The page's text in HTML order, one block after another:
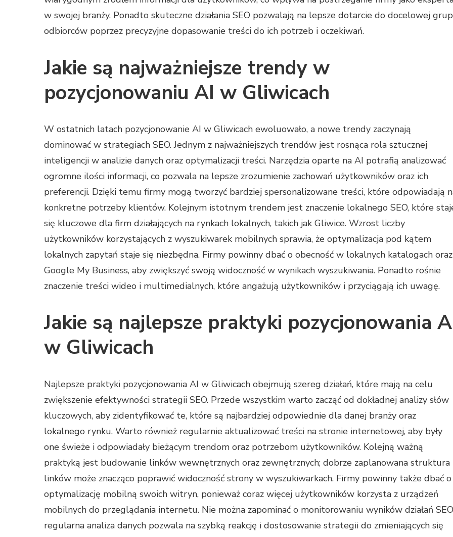
w swojej branży. Ponadto skuteczne działania SEO pozwalają na lepsze dotarcie do docelowej
odbiorców poprzez precyzyjne dopasowanie treści do ich potrzeb i oczekiwań.
Jakie są najważniejsze trendy w
pozycjonowaniu AI w Gliwicach
W ostatnich latach pozycjonowanie AI w Gliwicach ewoluowało, a nowe trendy zaczynają
dominować w strategiach SEO. Jednym z najważniejszych trendów jest rosnąca rola sztucznej
inteligencji w analizie danych oraz optymalizacji treści. Narzędzia oparte na AI potrafią analizować
ogromne ilości informacji, co pozwala na lepsze zrozumienie zachowań użytkowników oraz ich
preferencji. Dzięki temu firmy mogą tworzyć bardziej spersonalizowane treści, które odpowiadają
konkretne potrzeby klientów. Kolejnym istotnym trendem jest znaczenie lokalnego SEO, które
się kluczowe dla firm działających na rynkach lokalnych, takich jak Gliwice. Wzrost liczby
użytkowników korzystających z wyszukiwarek mobilnych sprawia, że optymalizacja pod kątem
lokalnych zapytań staje się niezbędna. Firmy powinny dbać o obecność w lokalnych katalogach oraz
Google My Business, aby zwiększyć swoją widoczność w wynikach wyszukiwania. Ponadto rośnie
znaczenie treści wideo i multimedialnych, które angażują użytkowników i przyciągają ich uwagę.
Jakie są najlepsze praktyki pozycjonowania
w Gliwicach
Najlepsze praktyki pozycjonowania AI w Gliwicach obejmują szereg działań, które mają na celu
zwiększenie efektywności strategii SEO. Przede wszystkim warto zacząć od dokładnej analizy słów
kluczowych, aby zidentyfikować te, które są najbardziej odpowiednie dla danej branży oraz
lokalnego rynku. Warto również regularnie aktualizować treści na stronie internetowej, aby były
one świeże i odpowiadały bieżącym trendom oraz potrzebom użytkowników. Kolejną ważną
praktyką jest budowanie linków wewnętrznych oraz zewnętrznych; dobrze zaplanowana struktura
linków może znacząco poprawić widoczność strony w wyszukiwarkach. Firmy powinny także dbać o
optymalizację mobilną swoich witryn, ponieważ coraz więcej użytkowników korzysta z urządzeń
mobilnych do przeglądania internetu. Nie można zapominać o monitorowaniu wyników działań
regularna analiza danych pozwala na szybką reakcję i dostosowanie strategii do zmieniających się